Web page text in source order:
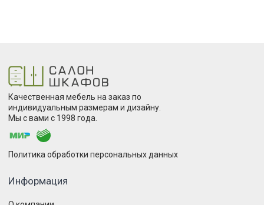
Качественная мебель на заказ по
индивидуальным размерам и дизайну.
Мы с вами с 1998 года.
Политика обработки персональных данных
Информация